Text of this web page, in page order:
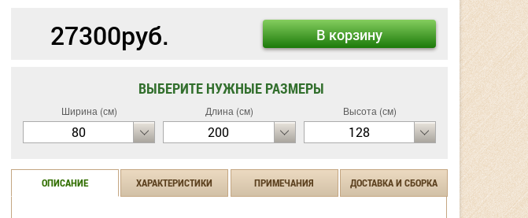
27300руб. В корзину
ВЫБЕРИТЕ НУЖНЫЕ РАЗМЕРЫ
Ширина (см)
80
Длина (см)
200
Высота (см)
128
ОПИСАНИЕ ХАРАКТЕРИСТИКИ ПРИМЕЧАНИЯ ДОСТАВКА И СБОРКА